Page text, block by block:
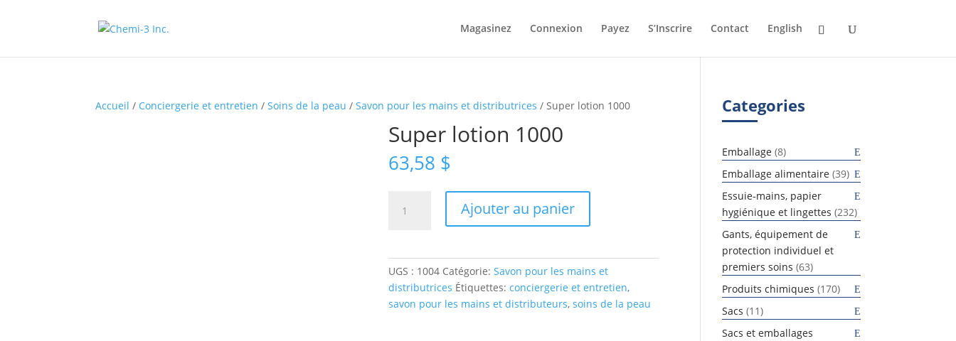
Magasinez Connexion Payez S’Inscrire Contact English
Accueil / Conciergerie et entretien /Soins de la peau /Savon pour les mains et distributrices / Super lotion 1000
Super lotion 1000
63,58 $
Ajouter au panier
UGS : 1004 Catégorie:Savon pour les mains et
distributrices Étiquettes:conciergerie et entretien,
savon pour les mains et distributeurs,soins de la peau
Categories
Emballage 88
produits
Emballage alimentaire 3939
produits
Essuie-mains, papier
hygiénique et lingettes 232232
produits
Gants, équipement de
protection individuel et
premiers soins 6363
produits
Produits chimiques 170170
produits
Sacs 1111
produits
Sacs et emballages